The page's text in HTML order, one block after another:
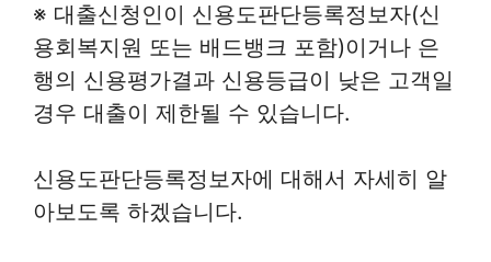
※ 대출신청인이 신용도판단등록정보자(신
용회복지원 또는 배드뱅크 포함)이거나 은
행의 신용평가결과 신용등급이 낮은 고객일
경우 대출이 제한될 수 있습니다.
신용도판단등록정보자에 대해서 자세히 알
아보도록 하겠습니다.